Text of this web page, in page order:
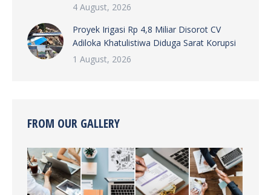
4 August, 2026
Proyek Irigasi Rp 4,8 Miliar Disorot CV
Adiloka Khatulistiwa Diduga Sarat Korupsi
1 August, 2026
FROM OUR GALLERY